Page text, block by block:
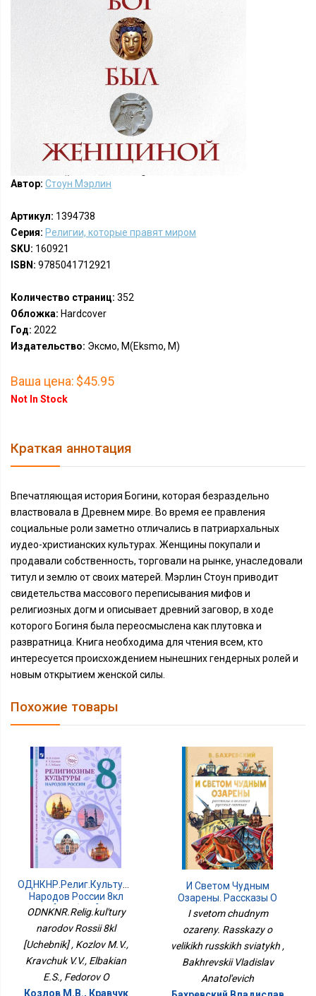
Автор: Стоун Мэрлин
Артикул: 1394738
Серия: Религии, которые правят миром
SKU: 160921
ISBN: 9785041712921
Количество страниц: 352
Обложка: Hardcover
Год: 2022
Издательство: Эксмо, М(Eksmo, M)
Ваша цена: $45.95
Not In Stock
Краткая аннотация
Впечатляющая история Богини, которая безраздельно
властвовала в Древнем мире. Во время ее правления
социальные роли заметно отличались в патриархальных
иудео-христианских культурах. Женщины покупали и
продавали собственность, торговали на рынке, унаследовали
титул и землю от своих матерей. Мэрлин Стоун приводит
свидетельства массового переписывания мифов и
религиозных догм и описывает древний заговор, в ходе
которого Богиня была переосмыслена как плутовка и
развратница. Книга необходима для чтения всем, кто
интересуется происхождением нынешних гендерных ролей и
новым открытием женской силы.
Похожие товары
ОДНКНР.Религ.культуры
Народов России 8кл
[Учебник]
ODNKNR.Relig.kul'tury
narodov Rossii 8kl
[Uchebnik] , Kozlov M.V.,
Kravchuk V.V., Elbakian
E.S., Fedorov O
Козлов М.В., Кравчук
И Светом Чудным
Озарены. Рассказы О
Великих Русских Святых
I svetom chudnym
ozareny. Rasskazy o
velikikh russkikh sviatykh ,
Bakhrevskii Vladislav
Anatol'evich